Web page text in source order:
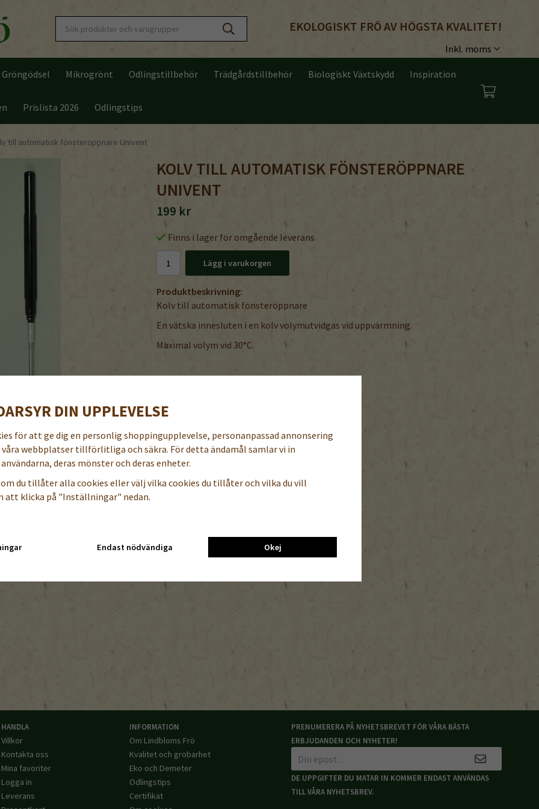
EKOLOGISKT FRÖ AV HÖGSTA KVALITET!
Gröngödsel Mikrogrönt Odlingstillbehör Trädgårdstillbehör Biologiskt Växtskydd Inspiration
Prislista 2026 Odlingstips
till automatisk fönsteröppnare Univent
KOLV TILL AUTOMATISK FÖNSTERÖPPNARE
UNIVENT
199 kr
Finns i lager för omgående leverans
Lägg i varukorgen
Produktbeskrivning:
Kolv till automatisk fönsteröppnare
En vätska innesluten i en kolv volymutvidgas vid uppvärmning.
Maximal volym vid 30°C.
HANDLA
Villkor
Kontakta oss
Mina favoriter
Logga in
Leverans
INFORMATION
Om Lindbloms Frö
Kvalitet och grobarhet
Eko och Demeter
Odlingstips
Certifikat
PRENUMERERA PÅ NYHETSBREVET FÖR VÅRA BÄSTA
ERBJUDANDEN OCH NYHETER!
DE UPPGIFTER DU MATAR IN KOMMER ENDAST ANVÄNDAS
TILL VÅRA NYHETSBREV.
DIN UPPLEVELSE
för att ge dig en personlig shoppingupplevelse, personanpassad annonsering
webbplatser tillförlitliga och säkra. För detta ändamål samlar vi in
deras mönster och deras enheter.
du tillåter alla cookies eller välj vilka cookies du tillåter och vilka du vill
att klicka på "Inställningar" nedan.
Endast nödvändiga Okej